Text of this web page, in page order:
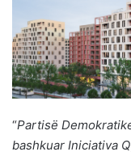
“Partisë
bashkuar Iniciativa